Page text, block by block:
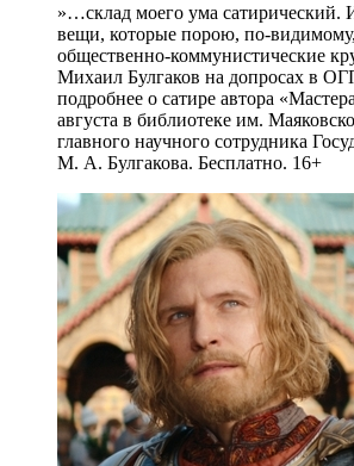
»…склад моего ума сатирический.
вещи, которые порою, по-
общественно-коммунистические
Михаил Булгаков на допросах в
подробнее о сатире автора
августа в библиотеке им.
главного научного сотрудника
М. А. Булгакова. Бесплатно. 16+